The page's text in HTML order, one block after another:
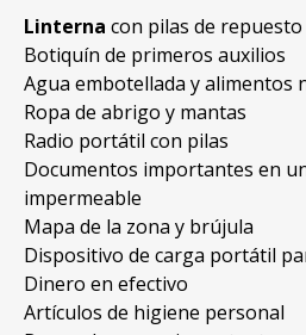
Linterna con pilas de repuesto
Botiquín de primeros auxilios
Agua embotellada y alimentos
Ropa de abrigo y mantas
Radio portátil con pilas
Documentos importantes en
impermeable
Mapa de la zona y brújula
Dispositivo de carga portátil
Dinero en efectivo
Artículos de higiene personal